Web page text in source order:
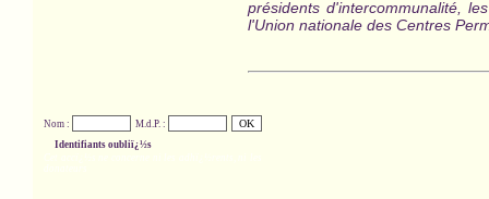
présidents d'intercommunalité,
l'Union nationale des Centres
Nom :
M.d.P. :
Identifiants oubliï¿½s